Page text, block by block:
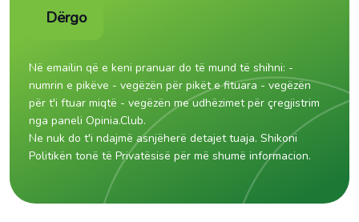
Dërgo
Në emailin që e keni pranuar do të mund të shihni: -
numrin e pikëve - vegëzën për pikët e fituara - vegëzën
për t'i ftuar miqtë - vegëzën me udhëzimet për çregjistrim
nga paneli Opinia.Club.
Ne nuk do t'i ndajmë asnjëherë detajet tuaja. Shikoni
Politikën tonë të Privatësisë për më shumë informacion.